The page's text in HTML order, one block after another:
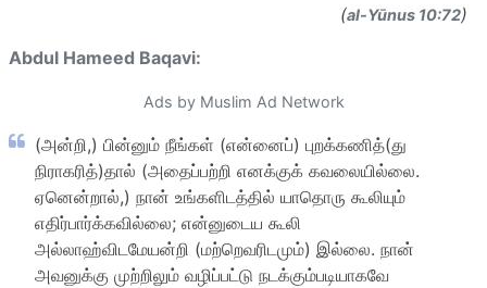
(al-Yūnus 10:72)
Abdul Hameed Baqavi:
Ads by Muslim Ad Network
(அன்றி,) பின்னும் நீங்கள் (என்னைப்) புறக்கணித்(து
நிராகரித்)தால் (அதைப்பற்றி எனக்குக் கவலையில்லை.
ஏனென்றால்,) நான் உங்களிடத்தில் யாதொரு கூலியும்
எதிர்பார்க்கவில்லை; என்னுடைய கூலி
அல்லாஹ்விடமேயன்றி (மற்றெவரிடமும்) இல்லை. நான்
அவனுக்கு முற்றிலும் வழிப்பட்டு நடக்கும்படியாகவே